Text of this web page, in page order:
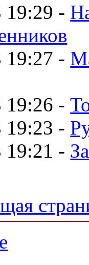
19:29 -
19:27 -
19:26 -
19:23 -
19:21 -